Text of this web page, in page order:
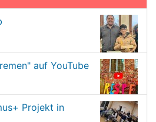
auf YouTube
Projekt in